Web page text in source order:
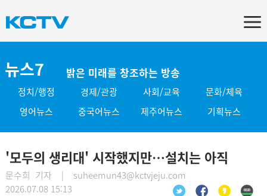
뉴스7 밝은 미래를 창조하는 방송
정치/행정 경제/관광 사회/교육
문화/체육
영어뉴스
중국어뉴스 제주어뉴스 기획뉴스
'모두의 생리대' 시작했지만…설치는 아직
문수희 기자 | suheemun43@kctvjeju.com
2026.07.08 15:13